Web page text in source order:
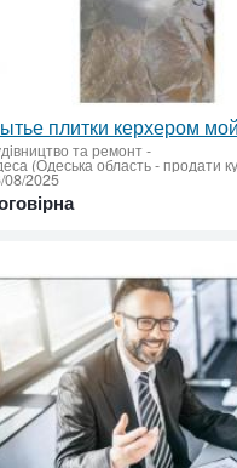
та ремонт-
(Одеська область - продати
08/2025